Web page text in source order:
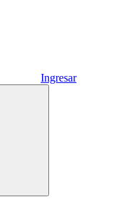
Ingresar